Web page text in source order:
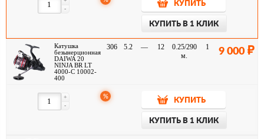
-
КУПИТЬ
КУПИТЬ В 1 КЛИК
Катушка
безынерционная
DAIWA 20
NINJA BR LT
4000-C 10002-
400
306 5.2 — 12
0.25/290
м.
1 9 000
-
+ %
КУПИТЬ
КУПИТЬ В 1 КЛИК